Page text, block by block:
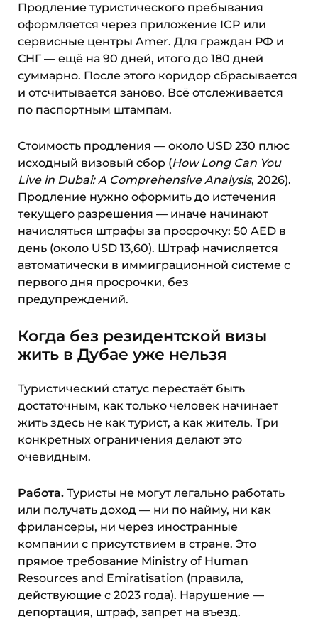
Продление туристического пребывания
оформляется через приложение ICP или
сервисные центры Amer. Для граждан РФ и
СНГ — ещё на 90 дней, итого до 180 дней
суммарно. После этого коридор сбрасывается
и отсчитывается заново. Всё отслеживается
по паспортным штампам.
Стоимость продления — около USD 230 плюс
исходный визовый сбор (How Long Can You
Live in Dubai: A Comprehensive Analysis, 2026).
Продление нужно оформить до истечения
текущего разрешения — иначе начинают
начисляться штрафы за просрочку: 50 AED в
день (около USD 13,60). Штраф начисляется
автоматически в иммиграционной системе с
первого дня просрочки, без
предупреждений.
Когда без резидентской визы
жить в Дубае уже нельзя
Туристический статус перестаёт быть
достаточным, как только человек начинает
жить здесь не как турист, а как житель. Три
конкретных ограничения делают это
очевидным.
Работа. Туристы не могут легально работать
или получать доход — ни по найму, ни как
фрилансеры, ни через иностранные
компании с присутствием в стране. Это
прямое требование Ministry of Human
Resources and Emiratisation (правила,
действующие с 2023 года). Нарушение —
депортация, штраф, запрет на въезд.